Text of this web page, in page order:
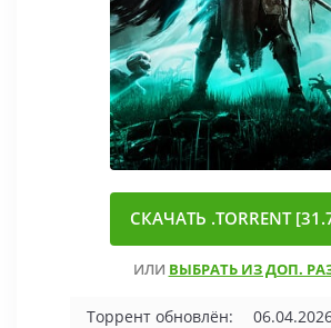
СКАЧАТЬ .TORRENT
ИЛИ ВЫБРАТЬ ИЗ ДОП.
Торрент обновлён: